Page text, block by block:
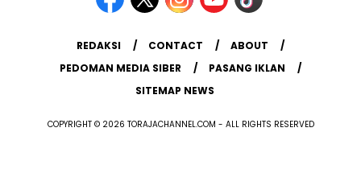
REDAKSI CONTACT
ABOUT
PEDOMAN MEDIA SIBER
PASANG IKLAN
SITEMAP NEWS
COPYRIGHT © 2026 TORAJACHANNEL.COM - ALL RIGHTS RESERVED